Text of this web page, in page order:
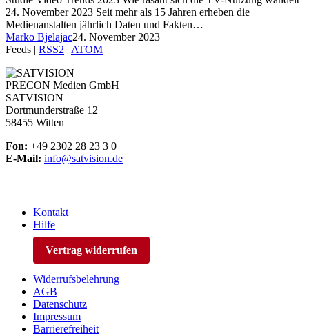
24. November 2023 Seit mehr als 15 Jahren erheben die
Medienanstalten jährlich Daten und Fakten…
Marko Bjelajac24. November 2023
Feeds | RSS2 | ATOM
PRECON Medien GmbH
SATVISION
Dortmunderstraße 12
58455 Witten
Fon: +49 2302 28 23 3 0
E-Mail: info@satvision.de
Kontakt
Hilfe
Vertrag widerrufen
Widerrufsbelehrung
AGB
Datenschutz
Impressum
Barrierefreiheit